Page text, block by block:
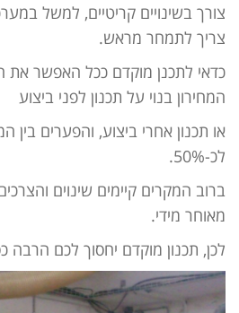
צורך בשינויים קריטיים, למשל
צריך לתמחר מראש.
כדאי לתכנן מוקדם ככל האפשר את
המחירון בנוי על תכנון לפני ביצוע
או תכנון אחרי ביצוע, והפערים בין
לכ-50%.
ברוב המקרים קיימים שינוים
מאוחר מידי.
לכן, תכנון מוקדם יחסוך לכם הרבה